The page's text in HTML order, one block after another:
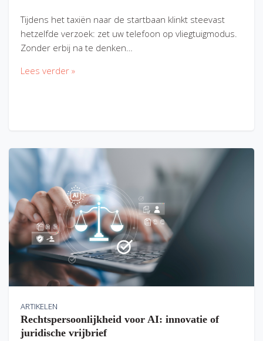
Tijdens het taxiën naar de startbaan klinkt steevast
hetzelfde verzoek: zet uw telefoon op vliegtuigmodus.
Zonder erbij na te denken…
Lees verder »
ARTIKELEN
Rechtspersoonlijkheid voor AI: innovatie of
juridische vrijbrief